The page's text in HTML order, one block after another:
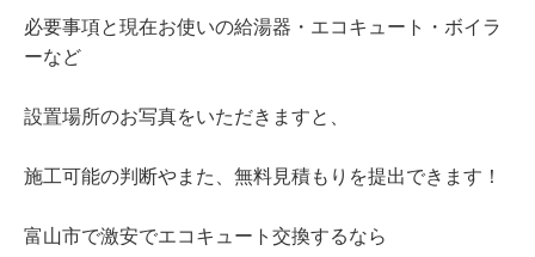
必要事項と現在お使いの給湯器・エコキュート・ボイラ
ーなど
設置場所のお写真をいただきますと、
施工可能の判断やまた、無料見積もりを提出できます！
富山市で激安でエコキュート交換するなら